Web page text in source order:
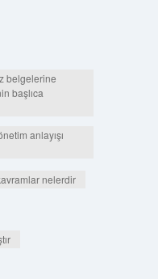
belgelerine
başlıca
anlayışı
nelerdir